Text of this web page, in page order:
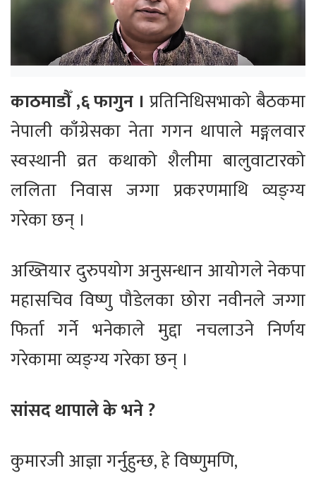
काठमाडौँ ,६ फागुन । प्रतिनिधिसभाको बैठकमा
नेपाली काँग्रेसका नेता गगन थापाले मङ्गलवार
स्वस्थानी व्रत कथाको शैलीमा बालुवाटारको
ललिता निवास जग्गा प्रकरणमाथि व्यङ्ग्य
गरेका छन् ।
अख्तियार दुरुपयोग अनुसन्धान आयोगले नेकपा
महासचिव विष्णु पौडेलका छोरा नवीनले जग्गा
फिर्ता गर्ने भनेकाले मुद्दा नचलाउने निर्णय
गरेकामा व्यङ्ग्य गरेका छन् ।
सांसद थापाले के भने ?
कुमारजी आज्ञा गर्नुहुन्छ, हे विष्णुमणि,